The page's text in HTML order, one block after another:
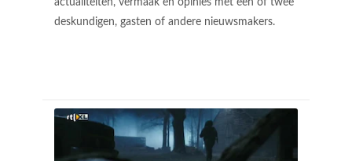
deskundigen, gasten of andere nieuwsmakers.